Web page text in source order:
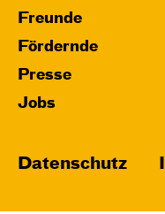
Freunde
Fördernde
Presse
Jobs
Datenschutz